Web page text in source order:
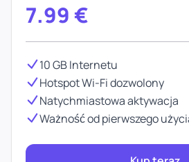
7.99 €
10 GB Internetu
Hotspot Wi-Fi dozwolony
Natychmiastowa aktywacja
Ważność od pierwszego